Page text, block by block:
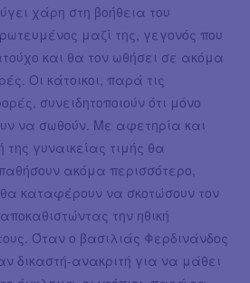
χάρη στη βοήθεια του
μαζί της, γεγονός που
και θα τον ωθήσει σε ακόμα
Οι κάτοικοι, παρά τις
συνειδητοποιούν ότι μόνο
να σωθούν. Με αφετηρία και
γυναικείας τιμής θα
ακόμα περισσότερο,
καταφέρουν να σκοτώσουν τον
την ηθική
Όταν ο βασιλιάς Φερδινάνδος
δικαστή-ανακριτή για να μάθει